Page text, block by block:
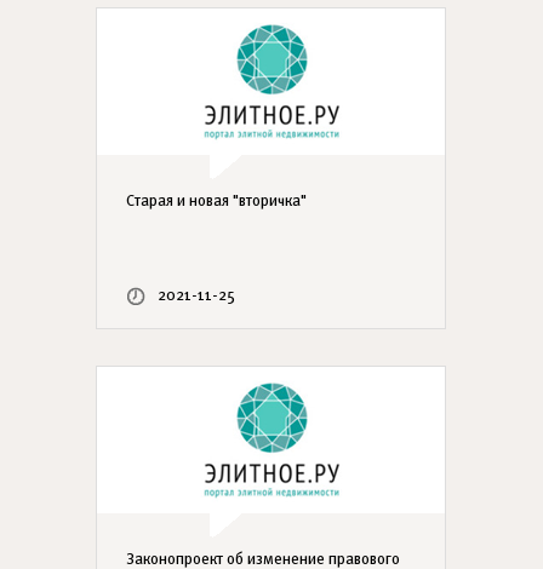
Старая и новая "вторичка"
2021-11-25
Законопроект об изменение правового